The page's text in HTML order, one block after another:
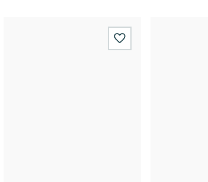
wishlist.add